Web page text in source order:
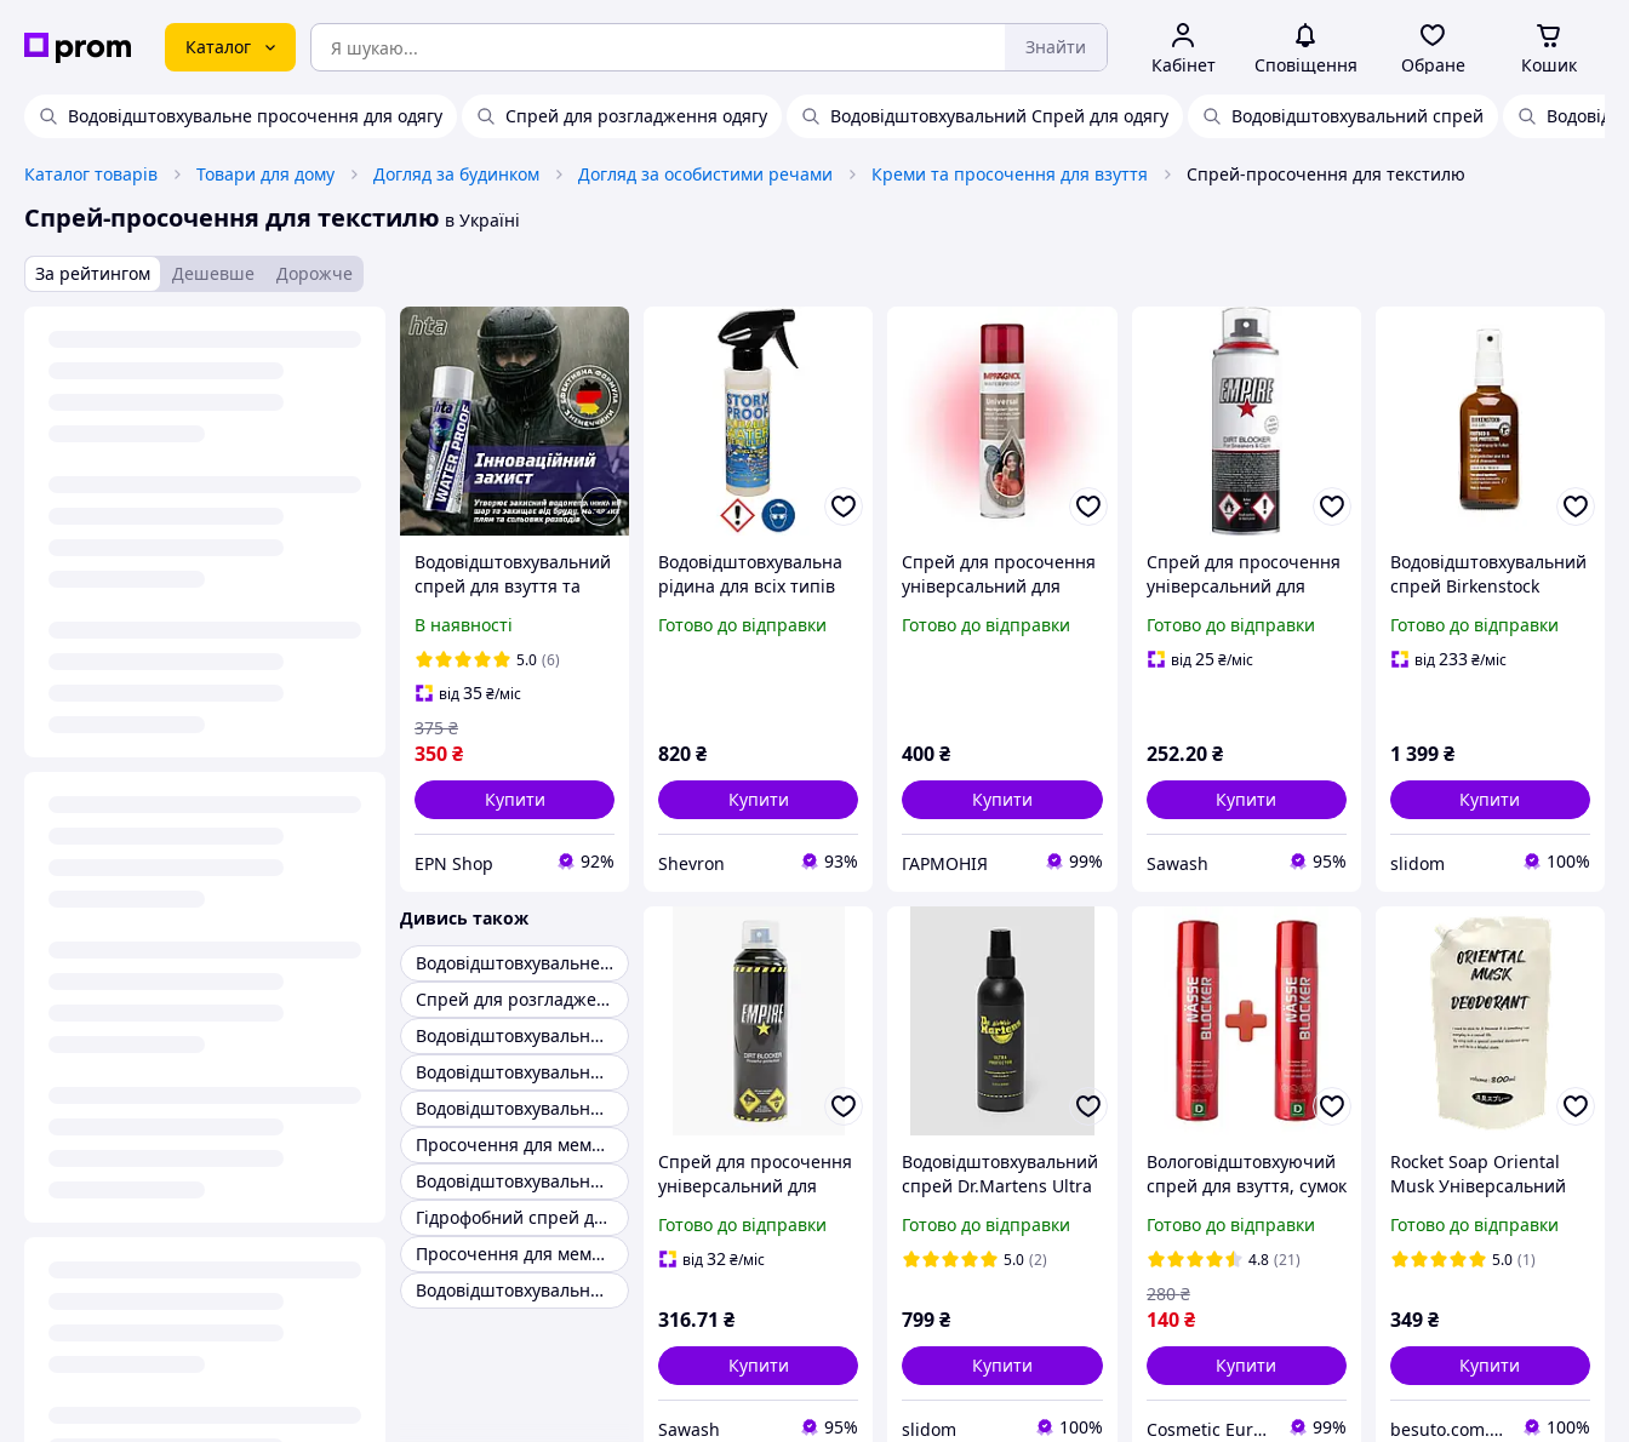
Каталог Знайти
Кабінет Сповіщення Обране Кошик
Водовідштовхувальне просочення для одягу Спрей для розгладження одягу Водовідштовхувальний Спрей для одягу Водовідштовхувальний спрей
Каталог товарів Товари для дому Догляд за будинком Догляд за особистими речами Креми та просочення для взуття Спрей-просочення для текстилю
Спрей-просочення для текстилю в Україні
За рейтингом Дешевше Дорожче
Водовідштовхувальний
спрей для взуття та
спрей просочувач HTA
WATER PROOF 400 мл
В наявності
5.0 (6)
від35₴/міс
350₴
375 ₴
Купити
EPN Shop 92%
Водовідштовхувальна
рідина для всіх типів
Великобританія 250ml
Готово до відправки
820₴
Купити
Shevron 93%
Спрей для просочення
універсальний для
Imprägnol, 400 мл
Готово до відправки
400₴
Купити
ГАРМОНІЯ 99%
Спрей для просочення
універсальний для
високотехнологічних
тканин Empire, 200 мл
Готово до відправки
від25 ₴/міс
252.20 ₴
Купити
Sawash 95%
Водовідштовхувальний
спрей Birkenstock
Protector (100 мл)
захист від вологи та
Готово до відправки
від233₴/міс
1 399₴
Купити
slidom 100%
Дивись також
Водовідштовхувальне просочення для одягу
Спрей для розгладження одягу
Водовідштовхувальний Спрей для одягу
Водовідштовхувальний спрей
Водовідштовхувальний спрей для курток
Просочення для мембранної одягу
Водовідштовхувальний спрей для угг
Гідрофобний спрей для одягу
Просочення для мембранної куртки
Водовідштовхувальний спрей для текстилю
Спрей для просочення
універсальний для
Empire, 400 мл
Готово до відправки
від32₴/міс
316.71 ₴
Купити
Sawash 95%
Водовідштовхувальний
спрей Dr.Martens Ultra
захист для шкіри,
замші, нубуку та
Готово до відправки
5.0 (2)
799₴
Купити
slidom 100%
Вологовідштовхуючий
спрей для взуття, сумок
Nasse Blocker 300 мл +
300 мл у подарунок
Готово до відправки
4.8 (21)
140 ₴
280 ₴
Купити
Cosmetic Euroshop 99%
Rocket Soap Oriental
Musk Універсальний
одягу, текстилю,
приміщень, аромат
поповнення 800 мл
Готово до відправки
5.0 (1)
349₴
Купити
besuto.com.ua 100%